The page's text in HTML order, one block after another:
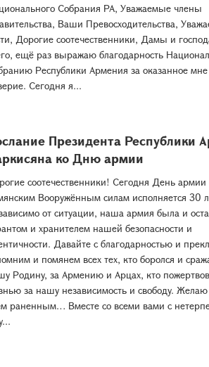
Собрания РА, Уважаемые члены
Ваши Превосходительства,
Дорогие соотечественники, Дамы и
ещё раз выражаю благодарность
Республики Армения за оказанное мне
Сегодня я...
Президента Республики
ко Дню армии
соотечественники! Сегодня День армии
Вооружённым силам исполняется 30
от ситуации, наша армия была и
и хранителем нашей безопасности и
Давайте с благодарностью и
и помянем всех тех, кто боролся и
Родину, за Армению и Арцах, кто
за нашу независимость и свободу. Желаю
раненным… Вместе со всеми вами с